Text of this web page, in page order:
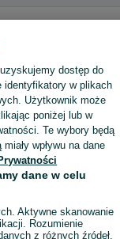
Wyświetlenia:
Kup
dostęp do
identyfikatory w plikach
Użytkownik może
poniżej lub w
Te wybory będą
wpływu na dane
dane w celu
Aktywne skanowanie
Rozumienie
z różnych źródeł.